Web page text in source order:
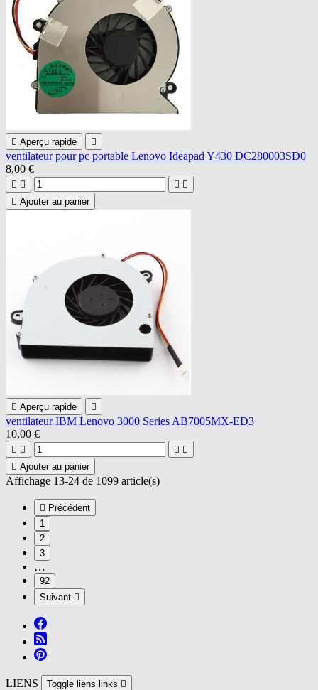
 Aperçu rapide 
ventilateur pour pc portable Lenovo Ideapad Y430 DC280003SD0
8,00 €
   
 Ajouter au panier
 Aperçu rapide 
ventilateur IBM Lenovo 3000 Series AB7005MX-ED3
10,00 €
   
 Ajouter au panier
Affichage 13-24 de 1099 article(s)
 Précédent
1
2
3
…
92
Suivant 
LIENS Toggle liens links 